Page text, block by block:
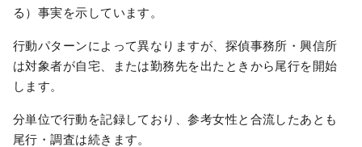
る）事実を示しています。
行動パターンによって異なりますが、探偵事務所・興信所
は対象者が自宅、または勤務先を出たときから尾行を開始
します。
分単位で行動を記録しており、参考女性と合流したあとも
尾行・調査は続きます。